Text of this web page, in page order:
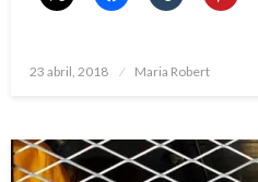
Publicado
23 abril, 2018 Maria Robert